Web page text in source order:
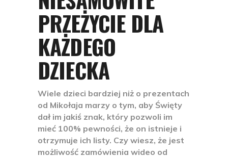
PRZEŻYCIE DLA
KAŻDEGO
DZIECKA
Wiele dzieci bardziej niż o prezentach
od Mikołaja marzy o tym, aby Święty
dał im jakiś znak, który pozwoli im
mieć 100% pewności, że on istnieje i
otrzymuje ich listy. Czy wiesz, że jest
możliwość zamówienia wideo od